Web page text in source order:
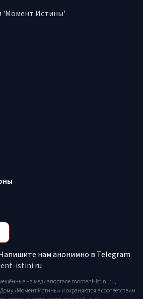
нам анонимно в Telegram
istini.ru
на медиапортале moment-istini.ru,
«Момент Истины» и охраняются в соответствии